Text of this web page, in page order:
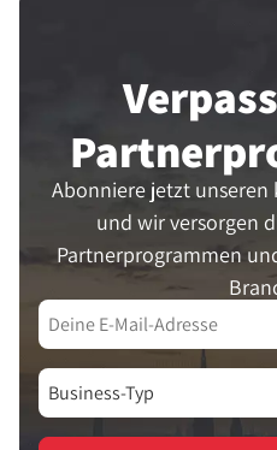
Abonniere jetzt
und wir versorgen
Partnerprogrammen